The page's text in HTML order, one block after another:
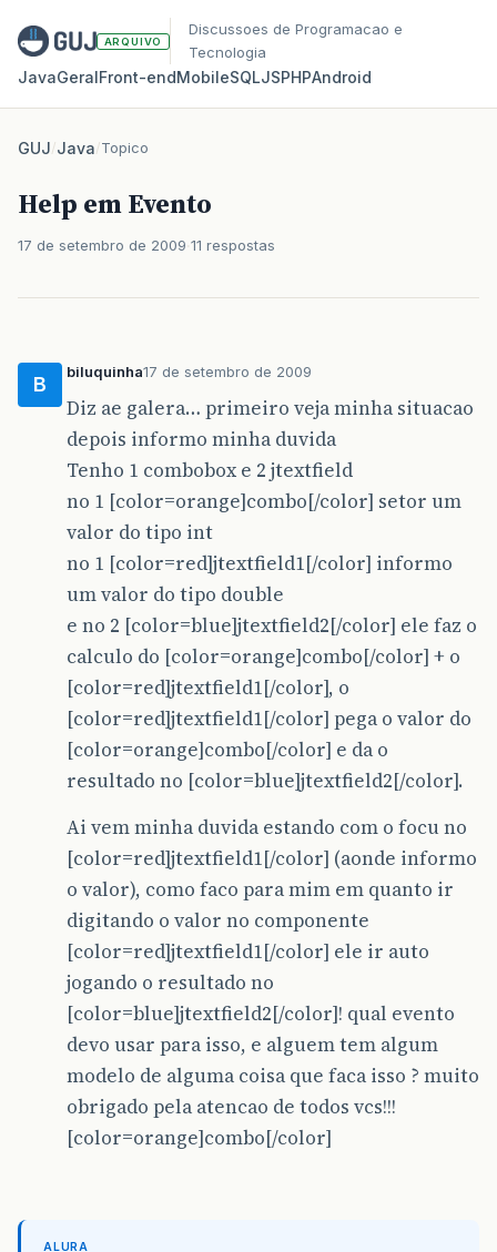
ARQUIVO
Discussoes de Programacao e
Tecnologia
JavaGeralFront‑endMobileSQLJSPHPAndroid
GUJ/Java/Topico
Help em Evento
17 de setembro de 2009 11 respostas
B
biluquinha17 de setembro de 2009
Diz ae galera… primeiro veja minha situacao
depois informo minha duvida
Tenho 1 combobox e 2 jtextfield
no 1 [color=orange]combo[/color] setor um
valor do tipo int
no 1 [color=red]jtextfield1[/color] informo
um valor do tipo double
e no 2 [color=blue]jtextfield2[/color] ele faz o
calculo do [color=orange]combo[/color] + o
[color=red]jtextfield1[/color], o
[color=red]jtextfield1[/color] pega o valor do
[color=orange]combo[/color] e da o
resultado no [color=blue]jtextfield2[/color].
Ai vem minha duvida estando com o focu no
[color=red]jtextfield1[/color] (aonde informo
o valor), como faco para mim em quanto ir
digitando o valor no componente
[color=red]jtextfield1[/color] ele ir auto
jogando o resultado no
[color=blue]jtextfield2[/color]! qual evento
devo usar para isso, e alguem tem algum
modelo de alguma coisa que faca isso ? muito
obrigado pela atencao de todos vcs!!!
[color=orange]combo[/color]
ALURA